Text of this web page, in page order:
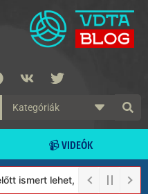
📹 VIDEÓK
lehet, 2023-tól a